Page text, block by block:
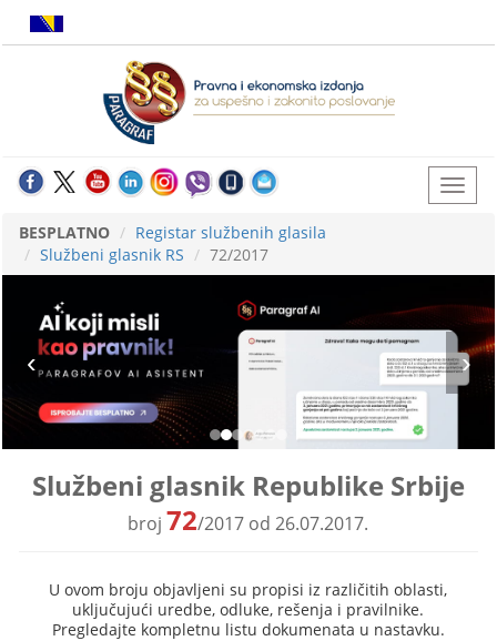
BESPLATNO
Registar službenih glasila
Službeni glasnik RS
72/2017
Službeni glasnik Republike Srbije
broj 72/2017 od 26.07.2017.
U ovom broju objavljeni su propisi iz različitih oblasti,
uključujući uredbe, odluke, rešenja i pravilnike.
Pregledajte kompletnu listu dokumenata u nastavku.